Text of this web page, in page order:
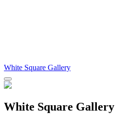
White Square Gallery
White Square Gallery